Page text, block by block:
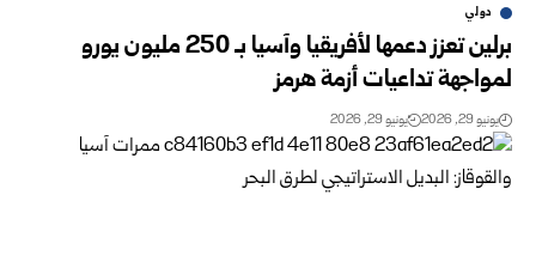
دولي
برلين تعزز دعمها لأفريقيا وآسيا بـ 250 مليون يورو
لمواجهة تداعيات أزمة هرمز
يونيو 29, 2026 يونيو 29, 2026